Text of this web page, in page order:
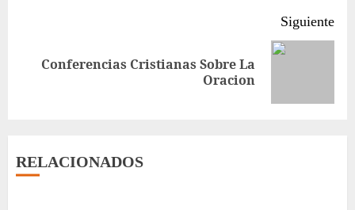
Siguiente
Siguiente
Conferencias Cristianas Sobre La
Oracion
RELACIONADOS